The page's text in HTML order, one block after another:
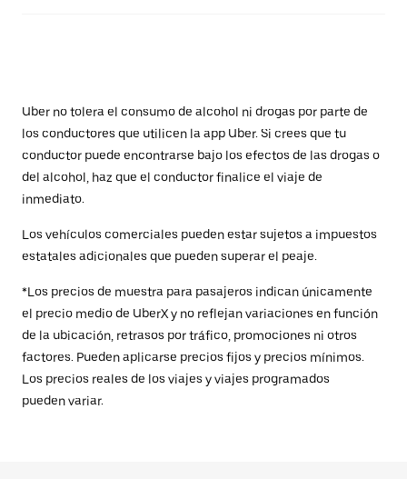
Uber no tolera el consumo de alcohol ni drogas por parte de
los conductores que utilicen la app Uber. Si crees que tu
conductor puede encontrarse bajo los efectos de las drogas o
del alcohol, haz que el conductor finalice el viaje de
inmediato.
Los vehículos comerciales pueden estar sujetos a impuestos
estatales adicionales que pueden superar el peaje.
*Los precios de muestra para pasajeros indican únicamente
el precio medio de UberX y no reflejan variaciones en función
de la ubicación, retrasos por tráfico, promociones ni otros
factores. Pueden aplicarse precios fijos y precios mínimos.
Los precios reales de los viajes y viajes programados
pueden variar.